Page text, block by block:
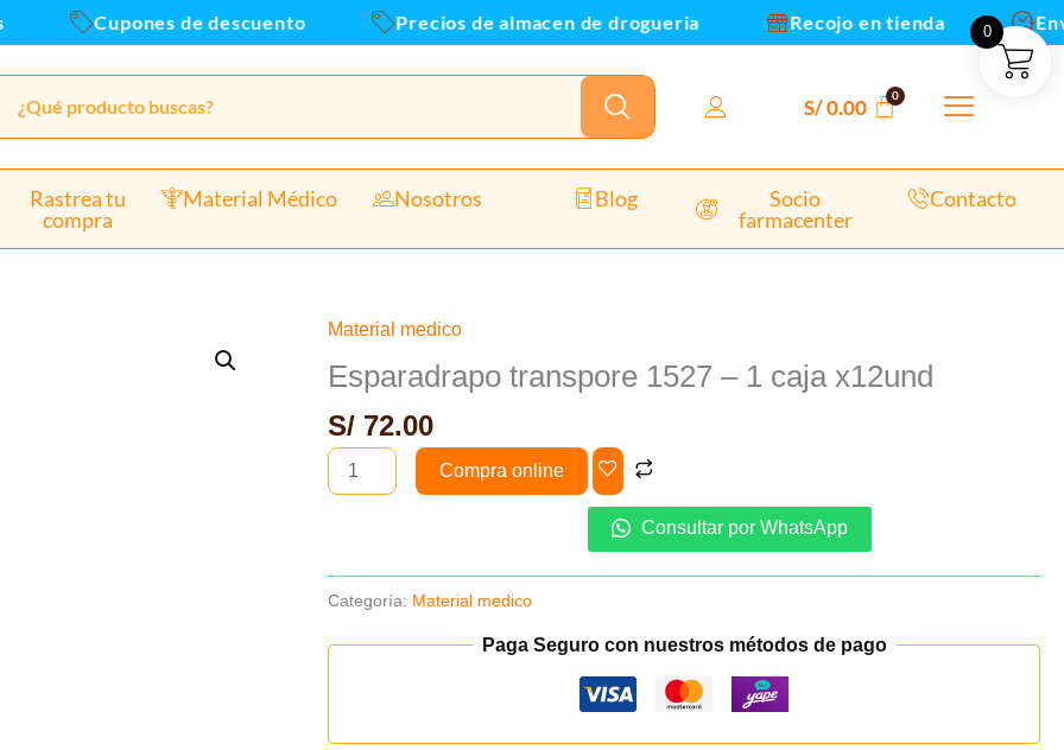
Cupones de descuento Precios de almacen de drogueria Recojo en tienda
S/0.00
Rastrea tu
compra
Material Médico Nosotros Blog
Socio
farmacenter
Contacto
Material medico
Esparadrapo transpore 1527 – 1 caja x12und
S/ 72.00
Esparadrapo
transpore
1527
-
1
caja
Compra online
Consultar por WhatsApp
Categoría: Material medico
Paga Seguro con nuestros métodos de pago
0